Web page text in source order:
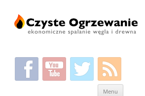
Menu